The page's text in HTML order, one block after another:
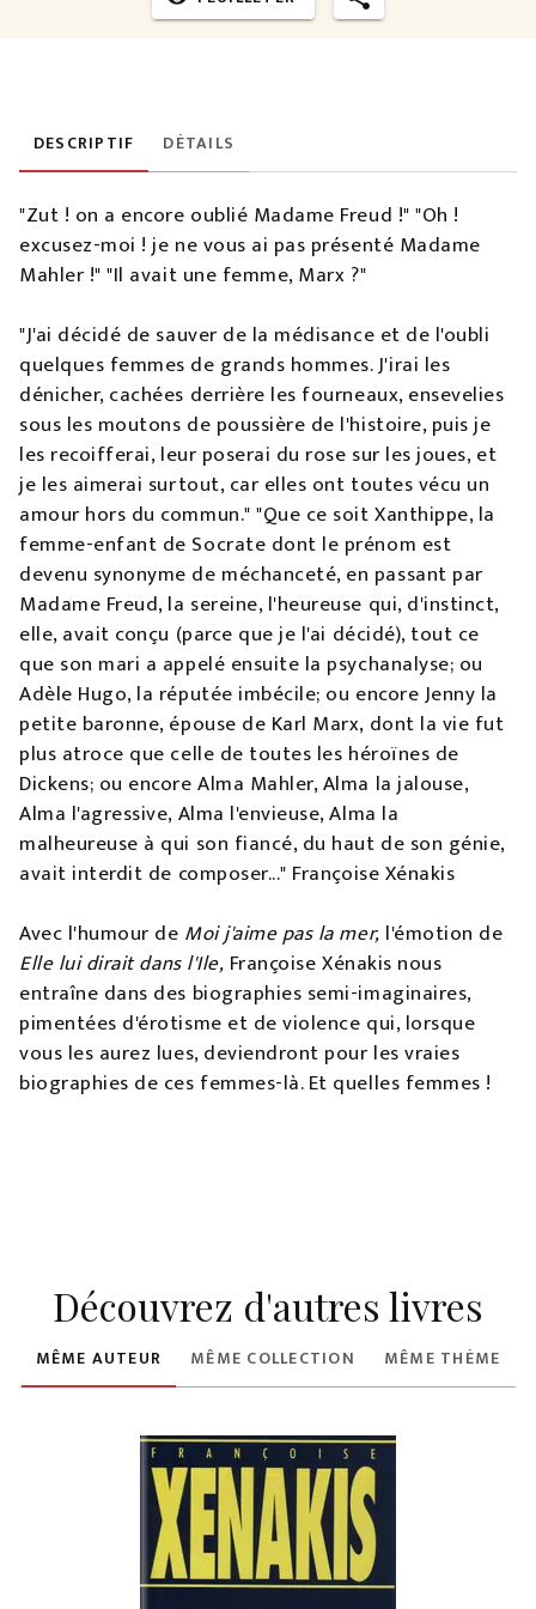
DESCRIPTIF DÉTAILS
"Zut ! on a encore oublié Madame Freud !" "Oh !
excusez-moi ! je ne vous ai pas présenté Madame
Mahler !" "Il avait une femme, Marx ?"
"J'ai décidé de sauver de la médisance et de l'oubli
quelques femmes de grands hommes. J'irai les
dénicher, cachées derrière les fourneaux, ensevelies
sous les moutons de poussière de l'histoire, puis je
les recoifferai, leur poserai du rose sur les joues, et
je les aimerai surtout, car elles ont toutes vécu un
amour hors du commun." "Que ce soit Xanthippe, la
femme-enfant de Socrate dont le prénom est
devenu synonyme de méchanceté, en passant par
Madame Freud, la sereine, l'heureuse qui, d'instinct,
elle, avait conçu (parce que je l'ai décidé), tout ce
que son mari a appelé ensuite la psychanalyse; ou
Adèle Hugo, la réputée imbécile; ou encore Jenny la
petite baronne, épouse de Karl Marx, dont la vie fut
plus atroce que celle de toutes les héroïnes de
Dickens; ou encore Alma Mahler, Alma la jalouse,
Alma l'agressive, Alma l'envieuse, Alma la
malheureuse à qui son fiancé, du haut de son génie,
avait interdit de composer..." Françoise Xénakis
Avec l'humour de Moi j'aime pas la mer, l'émotion de
Elle lui dirait dans l'Ile, Françoise Xénakis nous
entraîne dans des biographies semi-imaginaires,
pimentées d'érotisme et de violence qui, lorsque
vous les aurez lues, deviendront pour les vraies
biographies de ces femmes-là. Et quelles femmes !
Découvrez d'autres livres
MÊME AUTEUR MÊME COLLECTION MÊME THÈME